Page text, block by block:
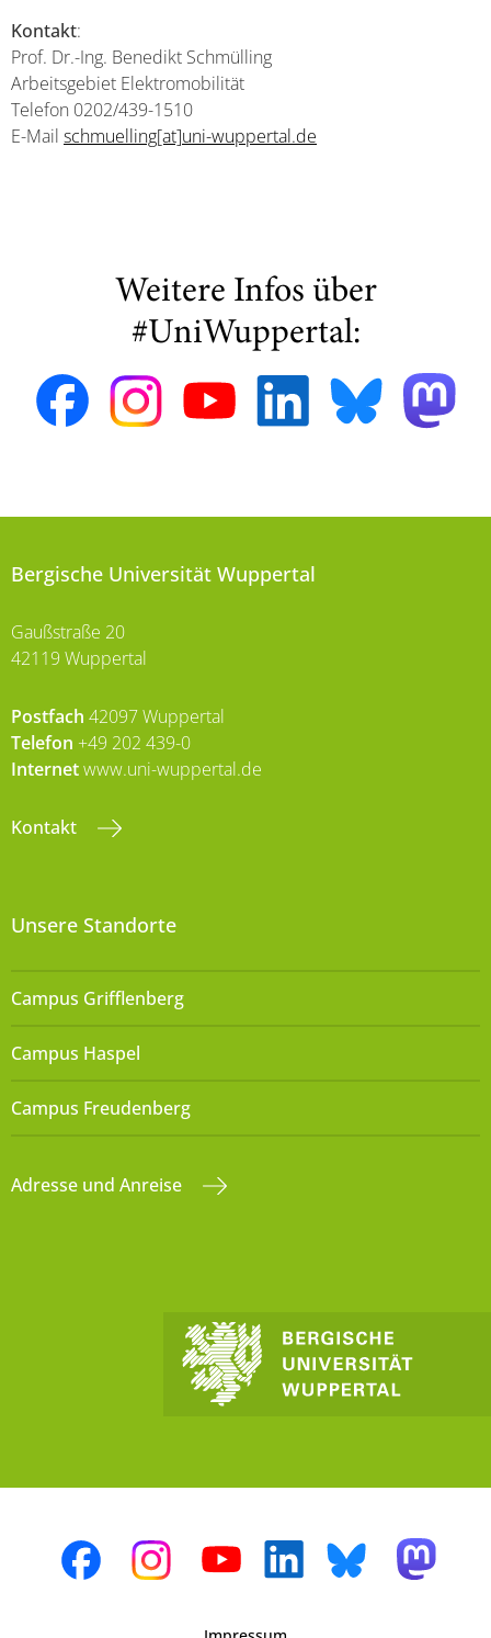
Kontakt:
Prof. Dr.-Ing. Benedikt Schmülling
Arbeitsgebiet Elektromobilität
Telefon 0202/439-1510
E-Mail schmuelling[at]uni-wuppertal.de
Weitere Infos über
#UniWuppertal:
Bergische Universität Wuppertal
Gaußstraße 20
42119 Wuppertal
Postfach 42097 Wuppertal
Telefon +49 202 439-0
Internetwww.uni-wuppertal.de
Kontakt
Unsere Standorte
Campus Grifflenberg
Campus Haspel
Campus Freudenberg
Adresse und Anreise